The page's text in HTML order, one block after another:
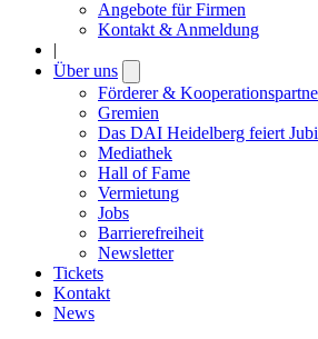
Angebote für Firmen
Kontakt & Anmeldung
|
Über uns
submenu
Förderer &
Gremien
Das DAI Heidelberg feiert
Mediathek
Hall of Fame
Vermietung
Jobs
Barrierefreiheit
Newsletter
Tickets
Kontakt
News